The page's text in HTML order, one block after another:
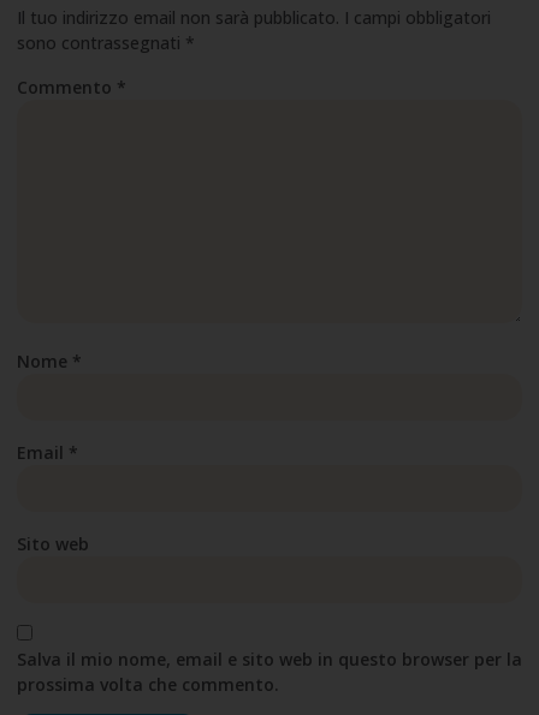
Il tuo indirizzo email non sarà pubblicato. I campi obbligatori
sono contrassegnati *
Commento *
Nome *
Email *
Sito web
Salva il mio nome, email e sito web in questo browser per la
prossima volta che commento.